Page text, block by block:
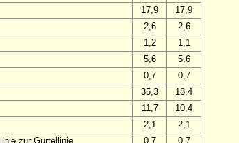
17,9
17,9
2,6
2,6
1,2
1,1
5,6
5,6
0,7
0,7
35,3
18,4
11,7
10,4
2,1
2,1
zur Gürtellinie 0,7 0,7